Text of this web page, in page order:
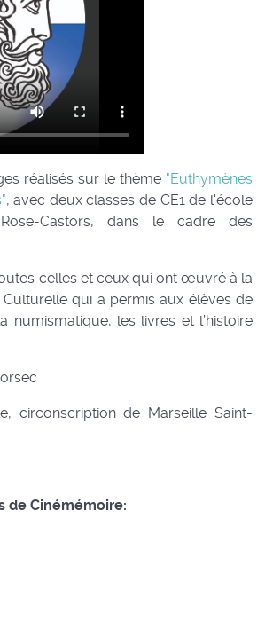
réalisés sur le thème "Euthymènes
, avec deux classes de CE1 de l'école
Castors, dans le cadre des
celles et ceux qui ont œuvré à la
qui a permis aux élèves de
numismatique, les livres et l’histoire
circonscription de Marseille Saint-
de Cinémémoire: